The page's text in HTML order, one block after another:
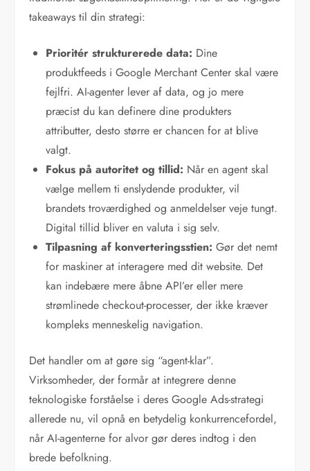
takeaways til din strategi:
Prioritér strukturerede data: Dine
produktfeeds i Google Merchant Center skal være
fejlfri. AI-agenter lever af data, og jo mere
præcist du kan definere dine produkters
attributter, desto større er chancen for at blive
valgt.
Fokus på autoritet og tillid: Når en agent skal
vælge mellem ti enslydende produkter, vil
brandets troværdighed og anmeldelser veje tungt.
Digital tillid bliver en valuta i sig selv.
Tilpasning af konverteringsstien: Gør det nemt
for maskiner at interagere med dit website. Det
kan indebære mere åbne API’er eller mere
strømlinede checkout-processer, der ikke kræver
kompleks menneskelig navigation.
Det handler om at gøre sig “agent-klar”.
Virksomheder, der formår at integrere denne
teknologiske forståelse i deres Google Ads-strategi
allerede nu, vil opnå en betydelig konkurrencefordel,
når AI-agenterne for alvor gør deres indtog i den
brede befolkning.